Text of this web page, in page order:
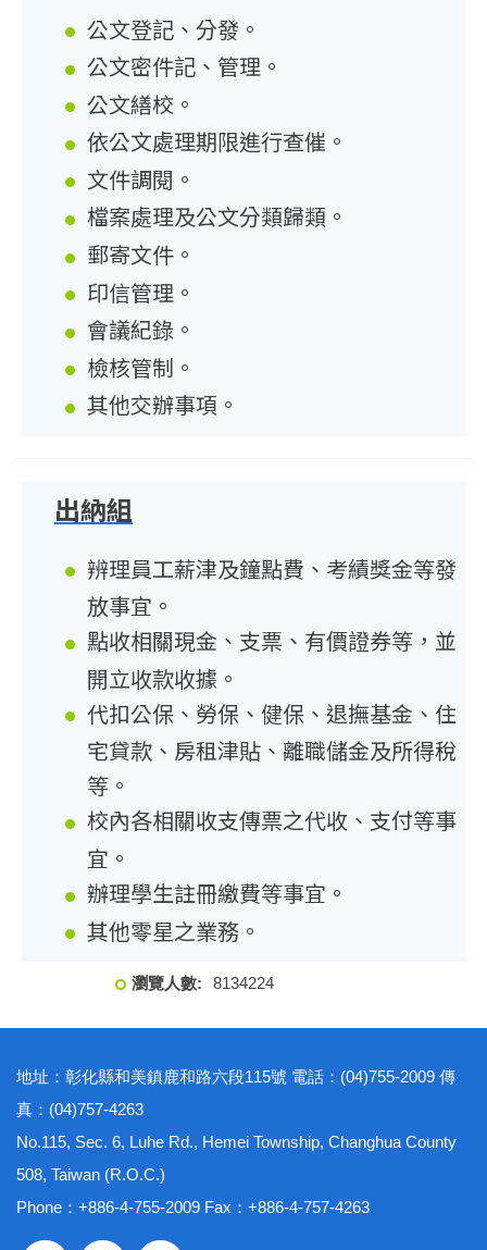
公文登記、分發。
公文密件記、管理。
公文繕校。
依公文處理期限進行查催。
文件調閱。
檔案處理及公文分類歸類。
郵寄文件。
印信管理。
會議紀錄。
檢核管制。
其他交辦事項。
出納組
辨理員工薪津及鐘點費、考績獎金等發
放事宜。
點收相關現金、支票、有價證券等，並
開立收款收據。
代扣公保、勞保、健保、退撫基金、住
宅貸款、房租津貼、離職儲金及所得稅
等。
校內各相關收支傳票之代收、支付等事
宜。
辦理學生註冊繳費等事宜。
其他零星之業務。
8134224
地址：彰化縣和美鎮鹿和路六段115號 電話：(04)755-2009 傳
真：(04)757-4263
No.115, Sec. 6, Luhe Rd., Hemei Township, Changhua County
508, Taiwan (R.O.C.)
Phone：+886-4-755-2009 Fax：+886-4-757-4263